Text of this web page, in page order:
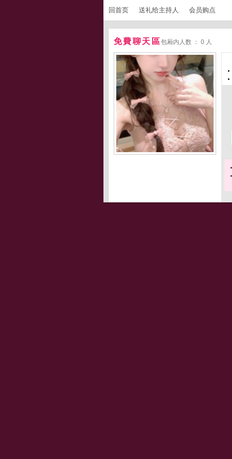
回首页 送礼给主持人 会员购点
免費聊天區包厢内人数 ： 0 人